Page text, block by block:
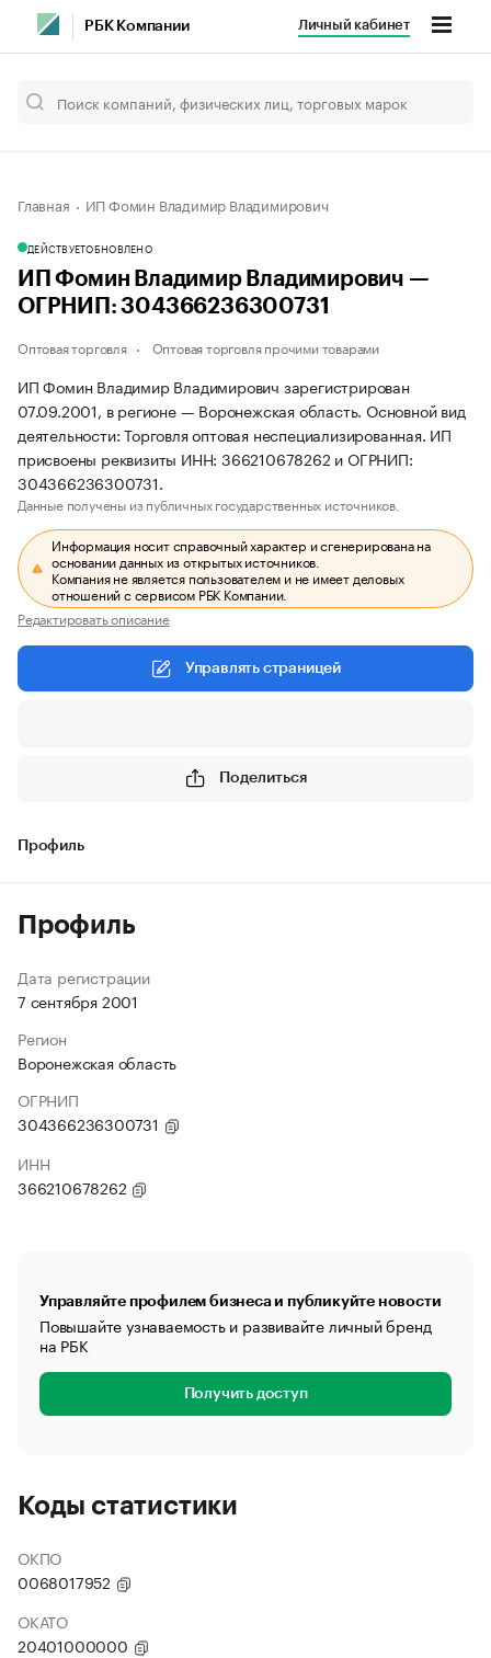
РБК Компании Личный кабинет
Главная ИП Фомин Владимир Владимирович
ДЕЙСТВУЕТОБНОВЛЕНО
ИП Фомин Владимир Владимирович —
ОГРНИП: 304366236300731
Оптовая торговля Оптовая торговля прочими товарами
ИП Фомин Владимир Владимирович зарегистрирован
07.09.2001, в регионе — Воронежская область. Основной вид
деятельности: Торговля оптовая неспециализированная. ИП
присвоены реквизиты ИНН: 366210678262 и ОГРНИП:
304366236300731.
Данные получены из публичных государственных источников.
Информация носит справочный характер и сгенерирована на
основании данных из открытых источников.
Компания не является пользователем и не имеет деловых
отношений с сервисом РБК Компании.
Редактировать описание
Управлять страницей
Поделиться
Профиль
Профиль
Дата регистрации
7 сентября 2001
Регион
Воронежская область
ОГРНИП
304366236300731
ИНН
366210678262
Управляйте профилем бизнеса и публикуйте новости
Повышайте узнаваемость и развивайте личный бренд
на РБК
Получить доступ
Коды статистики
ОКПО
0068017952
ОКАТО
20401000000